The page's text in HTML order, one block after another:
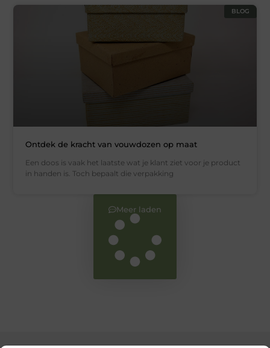
BLOG
Ontdek de kracht van vouwdozen op maat
Een doos is vaak het laatste wat je klant ziet voor je product
in handen is. Toch bepaalt die verpakking
Meer laden